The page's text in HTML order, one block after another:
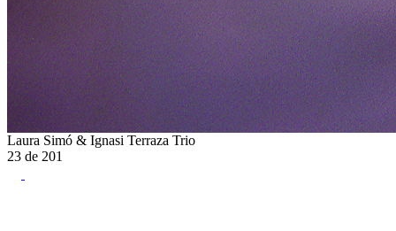
Laura Simó & Ignasi Terraza Trio
23 de 201